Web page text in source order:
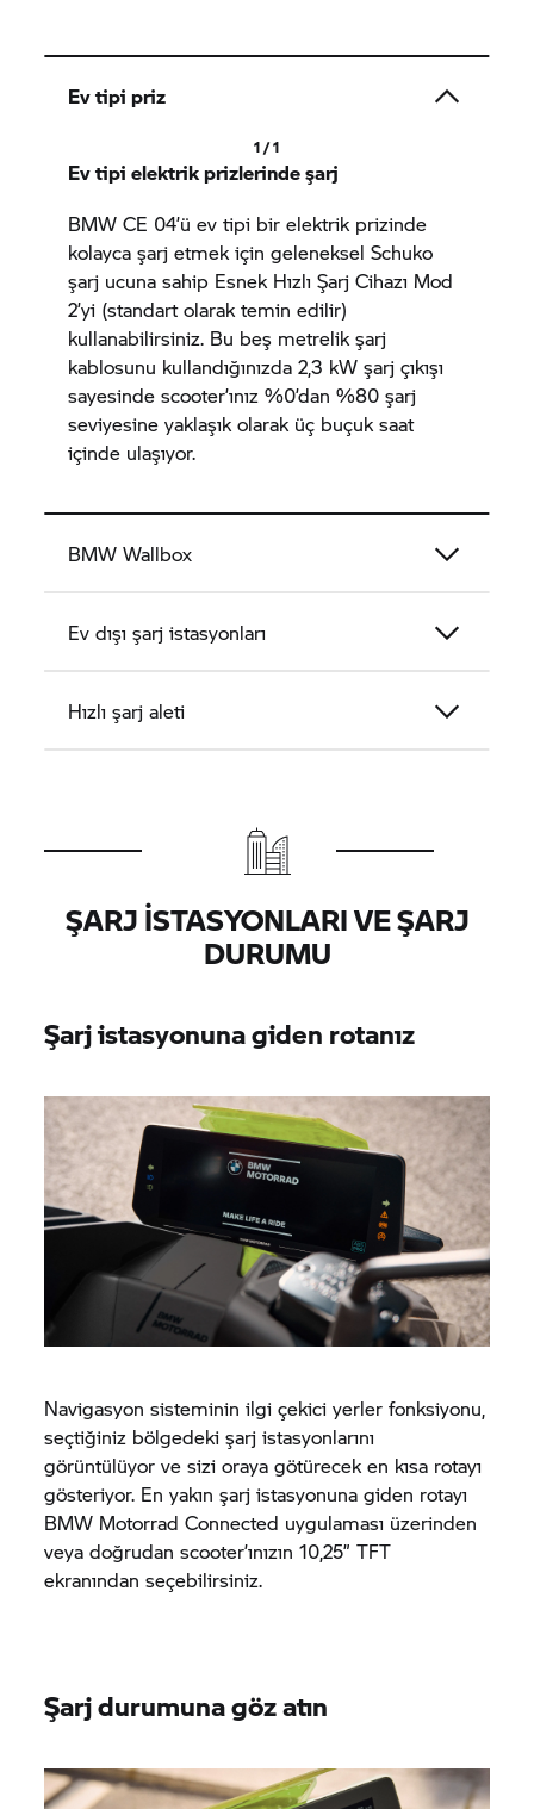
Ev tipi priz
1 / 1
Ev tipi elektrik prizlerinde şarj
BMW CE 04’ü ev tipi bir elektrik prizinde
kolayca şarj etmek için geleneksel Schuko
şarj ucuna sahip Esnek Hızlı Şarj Cihazı Mod
2’yi (standart olarak temin edilir)
kullanabilirsiniz. Bu beş metrelik şarj
kablosunu kullandığınızda 2,3 kW şarj çıkışı
sayesinde scooter’ınız %0’dan %80 şarj
seviyesine yaklaşık olarak üç buçuk saat
içinde ulaşıyor.
BMW Wallbox
Ev dışı şarj istasyonları
Hızlı şarj aleti
ŞARJ ISTASYONLARI VE ŞARJ
DURUMU
Şarj istasyonuna giden rotanız
Navigasyon sisteminin ilgi çekici yerler fonksiyonu,
seçtiğiniz bölgedeki şarj istasyonlarını
görüntülüyor ve sizi oraya götürecek en kısa rotayı
gösteriyor. En yakın şarj istasyonuna giden rotayı
BMW Motorrad Connected uygulaması üzerinden
veya doğrudan scooter’ınızın 10,25” TFT
ekranından seçebilirsiniz.
Şarj durumuna göz atın